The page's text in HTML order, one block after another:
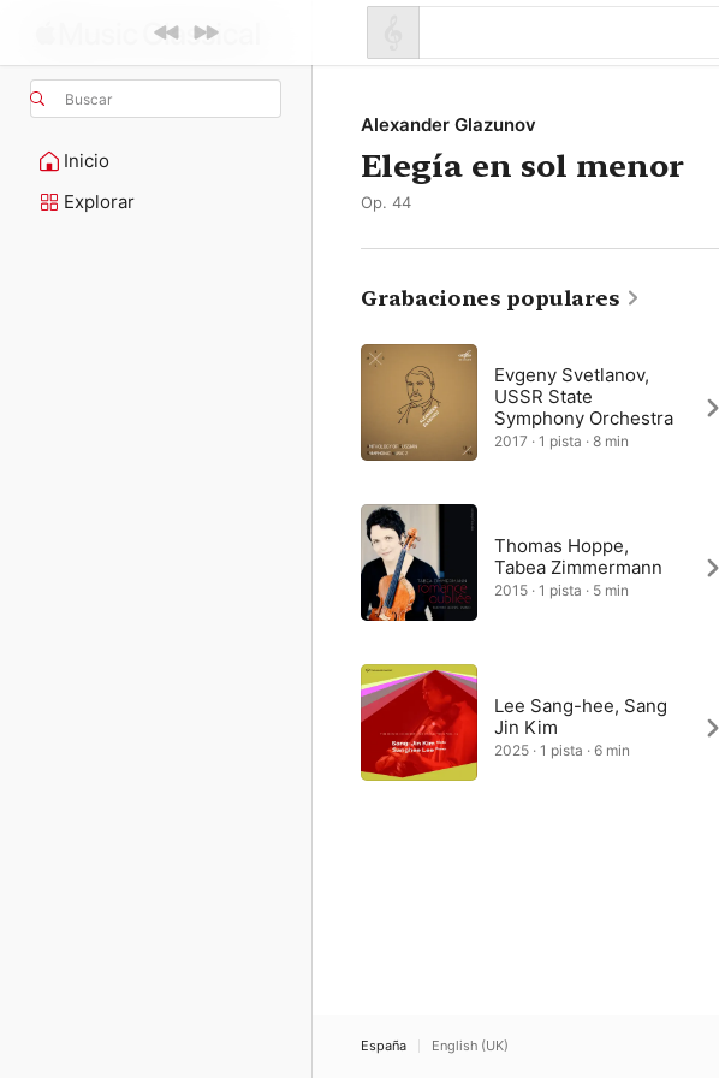
Buscar
Inicio
Explorar
Alexander Glazunov
Elegía en sol menor
Op. 44
Grabaciones populares
Evgeny Svetlanov,
USSR State
Symphony Orchestra
2017 · 1 pista · 8 min
Thomas Hoppe,
Tabea Zimmermann
2015 · 1 pista · 5 min
Lee Sang-hee, Sang
Jin Kim
2025 · 1 pista · 6 min
España English (UK)